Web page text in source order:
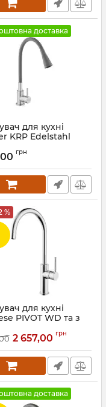
доставка
для кухні
KRP Edelstahl
CV035372
грн
%
для кухні
PIVOT WD та з
хром, 35 мм
f03408501WD
2 657,00 грн
доставка